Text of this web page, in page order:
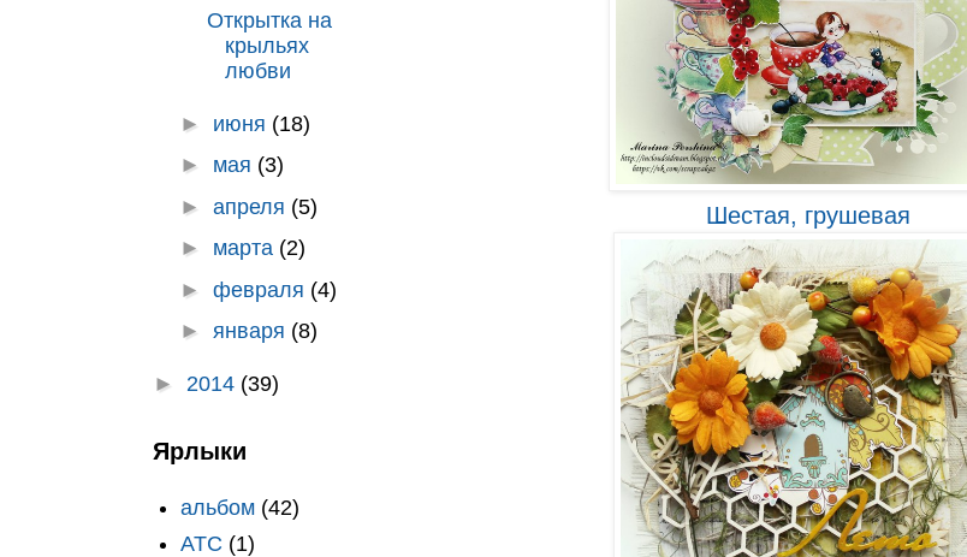
Шестая, грушевая
Открытка на
крыльях
любви
► июня (18)
► мая (3)
► апреля (5)
► марта (2)
► февраля (4)
► января (8)
► 2014 (39)
Ярлыки
альбом (42)
АТС (1)